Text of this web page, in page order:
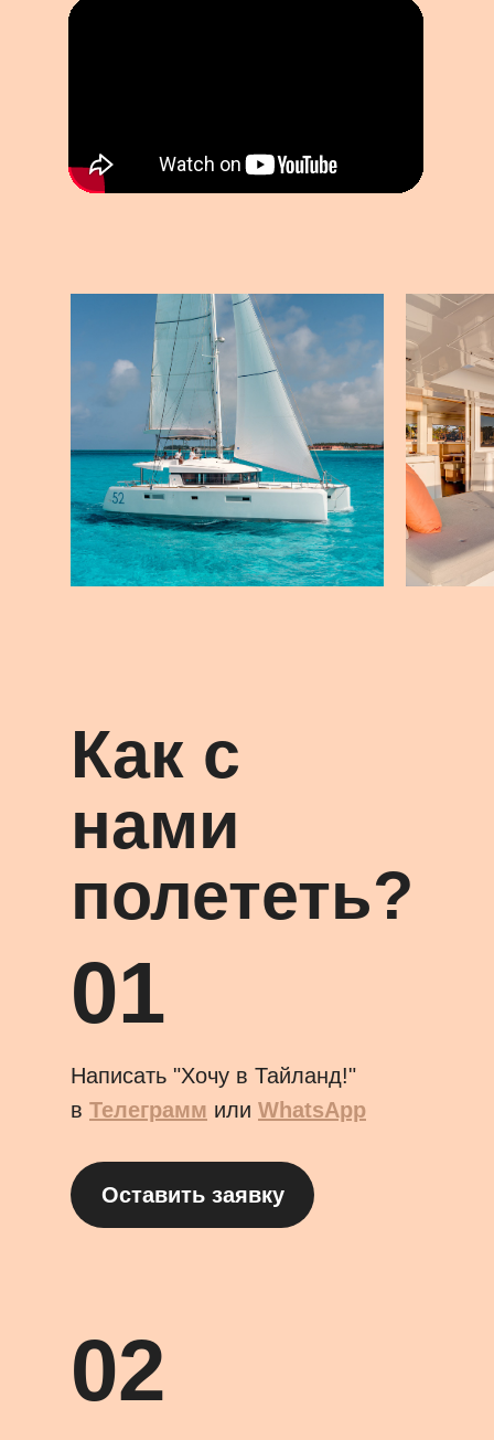
01
Написать "Хочу в Тайланд!"
в Телеграмм или WhatsApp
Оставить заявку
02
Как с
нами
полететь?